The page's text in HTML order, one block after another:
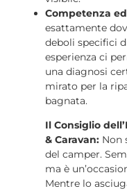
Competenza
esattamente
deboli specifici
esperienza ci
una diagnosi
mirato per la
bagnata.
Il Consiglio
& Caravan: Non
del camper.
ma è
Mentre lo